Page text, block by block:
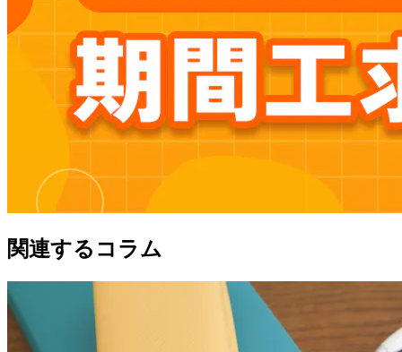
関連するコラム